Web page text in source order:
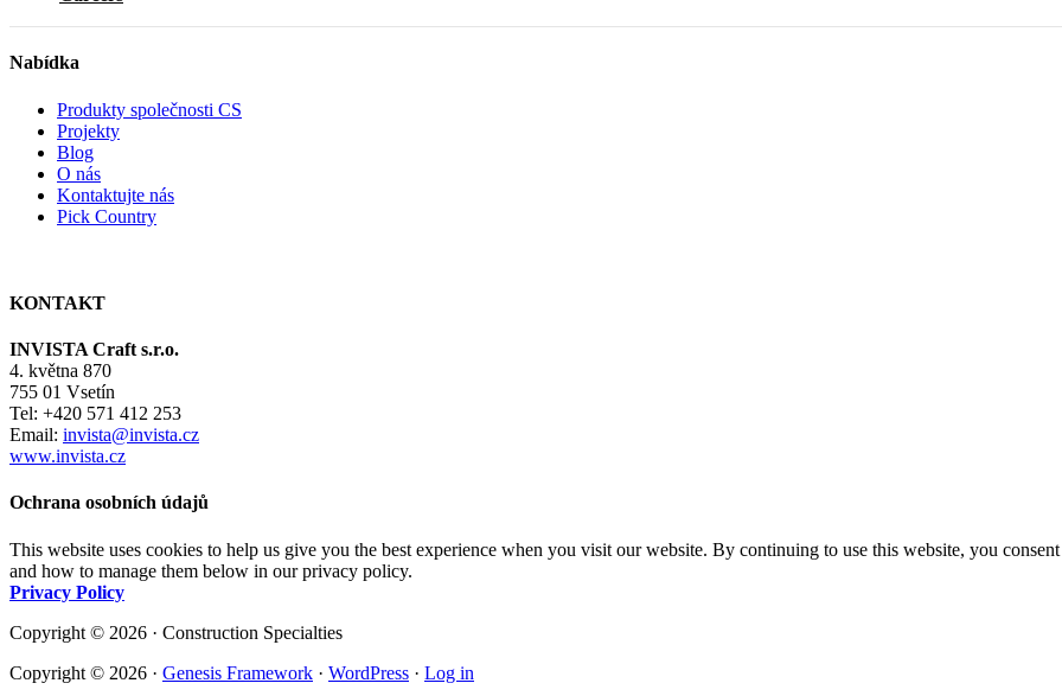
Nabídka
Produkty společnosti CS
Projekty
Blog
O nás
Kontaktujte nás
Pick Country
KONTAKT
INVISTA Craft s.r.o.
4. května 870
755 01 Vsetín
Tel: +420 571 412 253
Email: invista@invista.cz
www.invista.cz
Ochrana osobních údajů
This website uses cookies to help us give you the best experience when you visit our website. By continuing to use this website, you
and how to manage them below in our privacy policy.
Privacy Policy
Copyright © 2026 · Construction Specialties
Copyright © 2026 · Genesis Framework · WordPress · Log in